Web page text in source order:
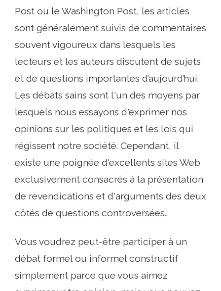
Post ou le Washington Post, les articles
sont généralement suivis de commentaires
souvent vigoureux dans lesquels les
lecteurs et les auteurs discutent de sujets
et de questions importantes d’aujourd’hui.
Les débats sains sont l'un des moyens par
lesquels nous essayons d'exprimer nos
opinions sur les politiques et les lois qui
régissent notre société. Cependant, il
existe une poignée d'excellents sites Web
exclusivement consacrés à la présentation
de revendications et d'arguments des deux
côtés de questions controversées..
Vous voudrez peut-être participer à un
débat formel ou informel constructif
simplement parce que vous aimez